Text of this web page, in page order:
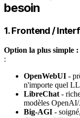
besoin
1. Frontend /
Option la plus simple :
:
OpenWebUI -
n'importe quel
LibreChat -
modèles
Big-AGI -